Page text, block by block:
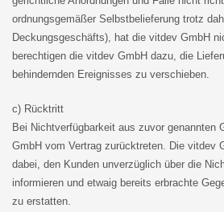
ordnungsgemäßer Selbstbelieferung trotz
Deckungsgeschäfts), hat die vitdev GmbH
berechtigen die vitdev GmbH dazu, die
behindernden Ereignisses zu verschieben.
c) Rücktritt
Bei Nichtverfügbarkeit aus zuvor genannten
GmbH vom Vertrag zurücktreten. Die vitdev
dabei, den Kunden unverzüglich über die
informieren und etwaig bereits erbrachte
zu erstatten.